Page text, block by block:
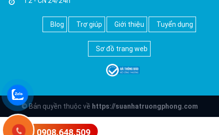
Blog Trợ giúp Giới thiệu Tuyển dụng
Sơ đồ trang web
© Bản quyền thuộc về https://suanhatruongphong.com
0908.648.509